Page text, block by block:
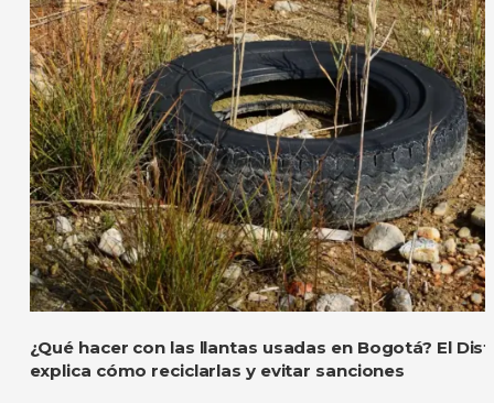
¿Qué hacer con las llantas usadas en Bogotá? El
explica cómo reciclarlas y evitar sanciones